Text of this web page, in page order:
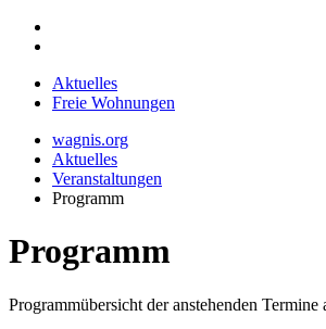
Aktuelles
Freie Wohnungen
wagnis.org
Aktuelles
Veranstaltungen
Programm
Programm
Programmübersicht der anstehenden Termine